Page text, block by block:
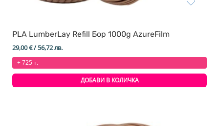
PLA LumberLay Refill Бор 1000g AzureFilm
29,00€/ 56,72 лв.
+ 725 т.
ДОБАВИ В КОЛИЧКА